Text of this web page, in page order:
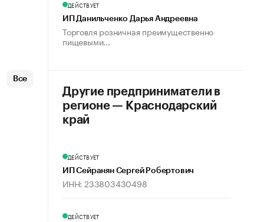
Все
ДЕЙСТВУЕТ
ИП Данильченко Дарья Андреевна
Торговля розничная преимущественно
пищевыми...
Другие предприниматели в
регионе — Краснодарский
край
ДЕЙСТВУЕТ
ИП Сейранян Сергей Робертович
ИНН: 233803430498
ДЕЙСТВУЕТ